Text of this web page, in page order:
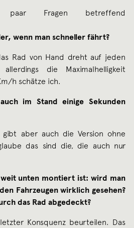
Fragen betreffend
wenn man schneller fährt?
Rad von Hand dreht auf jeden
die Maximalhelligkeit
h schätze ich.
im Stand einige Sekunden
aber auch die Version ohne
das sind die, die auch nur
unten montiert ist: wird man
Fahrzeugen wirklich gesehen?
das Rad abgedeckt?
Konsquenz beurteilen. Das